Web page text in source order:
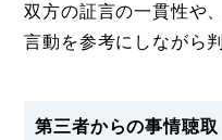
双方の証言の一貫性や
言動を参考にしながら
第三者からの事情聴取